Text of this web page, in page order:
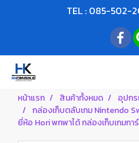
TEL : 085-502-
หน้าแรก สินค้าทั้งหมด
อุปกร
กล่องเก็บตลับเกม Nintendo
ยี่ห้อ Hori พกพาได้ กล่องเก็บเกมก